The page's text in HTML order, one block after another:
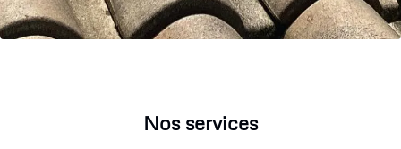
Nos services